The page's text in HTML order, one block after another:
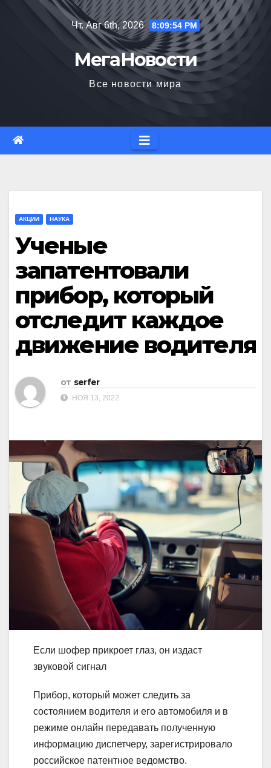
Чт. Авг 6th, 2026 8:09:55 PM
МегаНовости
Все новости мира
АКЦИИ НАУКА
Ученые
запатентовали
прибор, который
отследит каждое
движение водителя
от serfer
НОЯ 13, 2022
Если шофер прикроет глаз, он издаст
звуковой сигнал
Прибор, который может следить за
состоянием водителя и его автомобиля и в
режиме онлайн передавать полученную
информацию диспетчеру, зарегистрировало
российское патентное ведомство.